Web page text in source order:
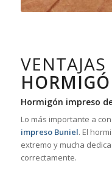
VENTAJAS
Hormigón impreso
Lo más importante a
impreso Buniel. El
extremo y mucha
correctamente.